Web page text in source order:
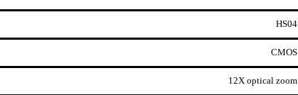
HS04
CMOS
12X optical zoom